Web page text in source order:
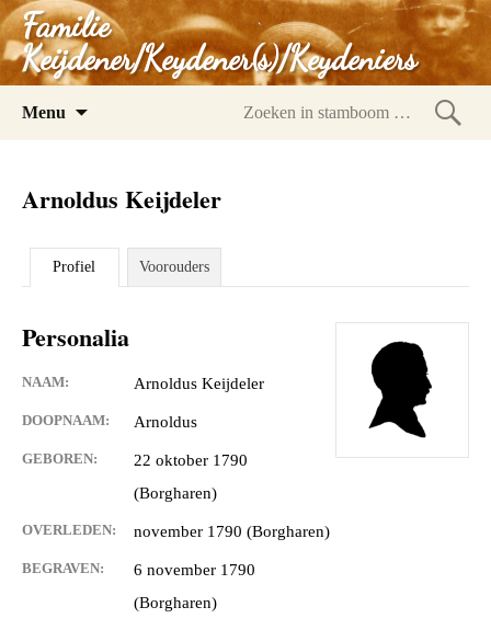
Familie
Keijdener/Keydener(s)/Keydeniers
Menu
Arnoldus Keijdeler
Profiel Voorouders
Personalia
NAAM: Arnoldus Keijdeler
DOOPNAAM: Arnoldus
GEBOREN:
22 oktober 1790
(Borgharen)
OVERLEDEN: november 1790 (Borgharen)
BEGRAVEN:
6 november 1790
(Borgharen)